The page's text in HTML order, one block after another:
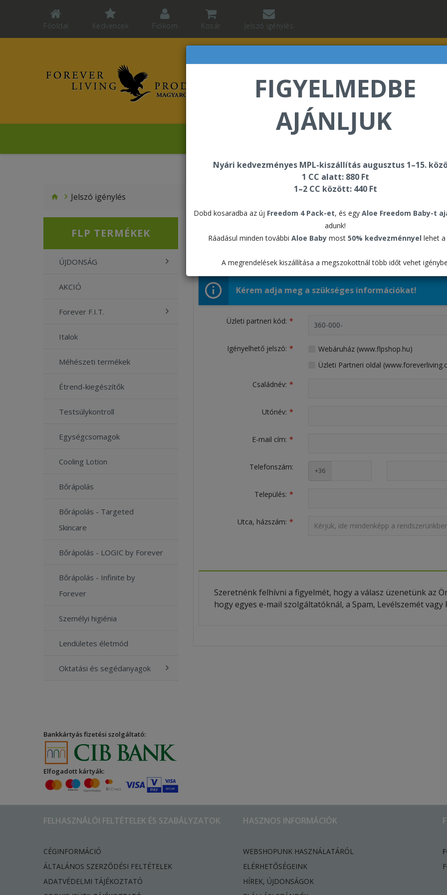
FIGYELMEDBE
AJÁNLJUK
Nyári kedvezményes MPL-kiszállítás augusztus 1–15.
1 CC alatt: 880 Ft
1–2 CC között: 440 Ft
Dobd kosaradba az új Freedom 4 Pack-et, és egy Aloe Freedom Baby-t
adunk!
Ráadásul minden további Aloe Babymost 50% kedvezménnyel lehet a
A megrendelések kiszállítása a megszokottnál több időt vehet
Főoldal Kedvencek Fiókom Kosár Jelszó igénylés
Revelat Jean Baptiste üdvözli Önt a Forever Living internetes
Jelszó igénylés
FLP TERMÉKEK
ÚJDONSÁG
AKCIÓ
Forever F.I.T.
Italok
Méhészeti termékek
Étrend-kiegészítők
Testsúlykontroll
Egységcsomagok
Cooling Lotion
Bőrápolás
Bőrápolás - Targeted
Skincare
Bőrápolás - LOGIC by Forever
Bőrápolás - Infinite by
Forever
Személyi higiénia
Lendületes életmód
Oktatási és segédanyagok
Bankkártyás fizetési szolgáltató:
Elfogadott kártyák:
ÜZLETI PARTNEREKNEK KISKERESKEDELMI VÁSÁRLÓKNAK
Kérem adja meg a szükséges információkat!
Üzleti partneri kód:
Igényelhető jelszó:
Webáruház (www.flpshop.hu)
Üzleti Partneri oldal
Családnév:
Utónév:
E-mail cím:
Telefonszám: +36
Település:
Utca, házszám:
Szeretnénk felhívni a figyelmét, hogy a válasz üzenetünk az
hogy egyes e-mail szolgáltatóknál, a Spam, Levélszemét
FELHASZNÁLÓI FELTÉTELEK ÉS SZABÁLYZATOK
CÉGINFORMÁCIÓ
ÁLTALÁNOS SZERZŐDÉSI FELTÉTELEK
ADATVÉDELMI TÁJÉKOZTATÓ
HASZNOS INFORMÁCIÓK
WEBSHOPUNK HASZNÁLATÁRÓL
ELÉRHETŐSÉGEINK
HÍREK, ÚJDONSÁGOK